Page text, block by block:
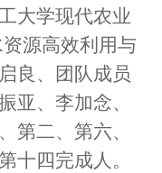
大学现代农业
源高效利用与
良、团队成员
亚、李加念、
第二、第六、
十四完成人。